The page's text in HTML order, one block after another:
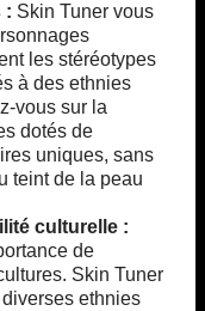
: Skin Tuner vous
les stéréotypes
à des ethnies
vous sur la
dotés de
uniques, sans
teint de la peau
culturelle :
de
Skin Tuner
ethnies